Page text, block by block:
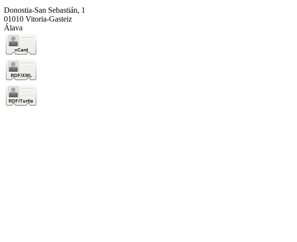
Donostia-San Sebastián, 1
01010 Vitoria-Gasteiz
Álava